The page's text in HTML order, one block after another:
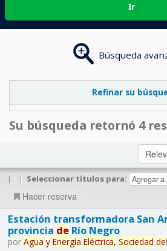
Ir
Búsqueda
Refinar su
Su búsqueda retornó 4
| | Seleccionar títulos para:
Hacer reserva
Estación transformadora San
provincia deRío Negro
por Agua y Energía Eléctrica, Sociedad del